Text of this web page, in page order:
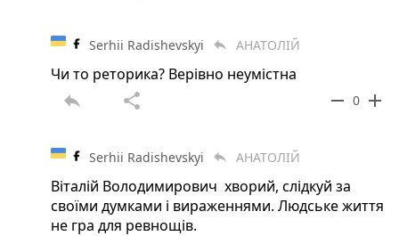
Serhii Radishevskyi reply АНАТОЛІЙ
Чи то реторика? Верівно неумістна
reply share remove 0 add
Serhii Radishevskyi reply АНАТОЛІЙ
Віталій Володимирович хворий, слідкуй за
своїми думками і вираженнями. Людське життя
не гра для ревнощів.